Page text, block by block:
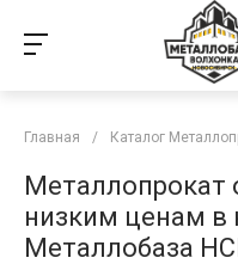
Главная / Каталог
Металлопрокат
низким ценам в
Металлобаза